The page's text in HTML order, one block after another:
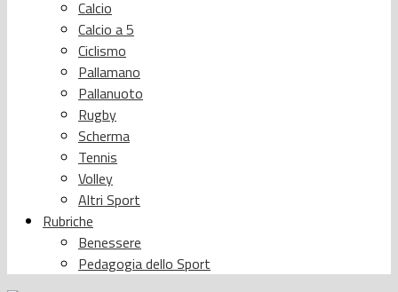
Calcio
Calcio a 5
Ciclismo
Pallamano
Pallanuoto
Rugby
Scherma
Tennis
Volley
Altri Sport
Rubriche
Benessere
Pedagogia dello Sport